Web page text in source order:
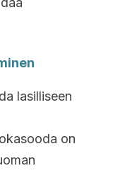
lasilliseen
on